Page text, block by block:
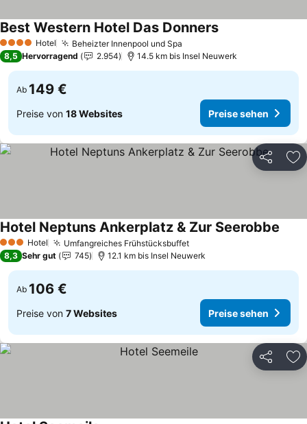
4 Sterne Hotel Beheizter Innenpool und Spa
Best Western Hotel Das DonnersPreise sehen
8,5 Hervorragend 2.954 14.5 km bis Insel Neuwerk
Ab 149 €
Preise von 18 Websites Preise sehen
Teilen
3 SterneHotel Umfangreiches FrühstücksbuffetPreise sehen
Hotel Neptuns Ankerplatz & Zur Seerobbe
8,3 Sehr gut 745 12.1 km bis Insel Neuwerk
Ab 106 €
Preise von 7 Websites Preise sehen
Teilen